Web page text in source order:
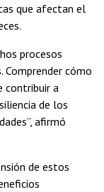
que afectan el
procesos
cómo
contribuir a
de los
afirmó
de estos